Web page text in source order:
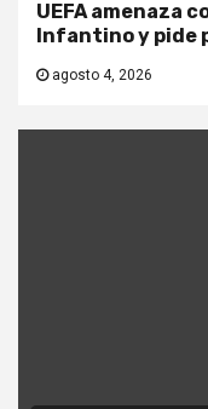
UEFA amenaza
Infantino y pide
agosto 4, 2026